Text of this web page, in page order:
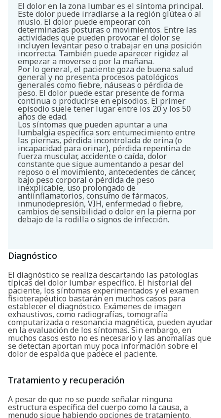
El dolor en la zona lumbar es el síntoma principal.
Este dolor puede irradiarse a la región glútea o al
muslo. El dolor puede empeorar con
determinadas posturas o movimientos. Entre las
actividades que pueden provocar el dolor se
incluyen levantar peso o trabajar en una posición
incorrecta. También puede aparecer rigidez al
empezar a moverse o por la mañana.
Por lo general, el paciente goza de buena salud
general y no presenta procesos patológicos
generales como fiebre, náuseas o pérdida de
peso. El dolor puede estar presente de forma
continua o producirse en episodios. El primer
episodio suele tener lugar entre los 20 y los 50
años de edad.
Los síntomas que pueden apuntar a una
lumbalgia específica son: entumecimiento entre
las piernas, pérdida incontrolada de orina (o
incapacidad para orinar), pérdida repentina de
fuerza muscular, accidente o caída, dolor
constante que sigue aumentando a pesar del
reposo o el movimiento, antecedentes de cáncer,
bajo peso corporal o pérdida de peso
inexplicable, uso prolongado de
antiinflamatorios, consumo de fármacos,
inmunodepresión, VIH, enfermedad o fiebre,
cambios de sensibilidad o dolor en la pierna por
debajo de la rodilla o signos de infección.
Diagnóstico
El diagnóstico se realiza descartando las patologías
típicas del dolor lumbar específico. El historial del
paciente, los síntomas experimentados y el examen
fisioterapéutico bastarán en muchos casos para
establecer el diagnóstico. Exámenes de imagen
exhaustivos, como radiografías, tomografía
computarizada o resonancia magnética, pueden ayudar
en la evaluación de los síntomas. Sin embargo, en
muchos casos esto no es necesario y las anomalías que
se detectan aportan muy poca información sobre el
dolor de espalda que padece el paciente.
Tratamiento y recuperación
A pesar de que no se puede señalar ninguna
estructura específica del cuerpo como la causa, a
menudo sigue habiendo opciones de tratamiento.